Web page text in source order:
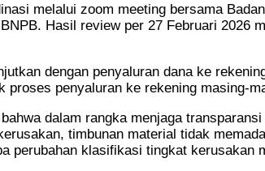
melalui zoom meeting bersama
Hasil review per 27 Februari 2026
dengan penyaluran dana ke
proses penyaluran ke rekening masing-
dalam rangka menjaga
timbunan material tidak
perubahan klasifikasi tingkat kerusakan